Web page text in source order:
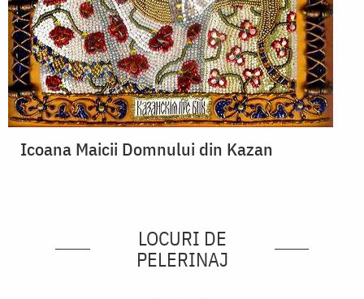
Icoana Maicii Domnului din Kazan
LOCURI DE
PELERINAJ